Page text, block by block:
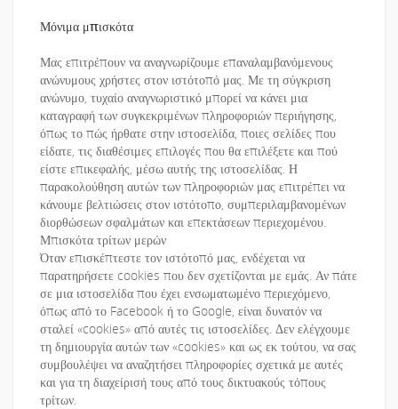
Μόνιμα μπισκότα
Μας επιτρέπουν να αναγνωρίζουμε επαναλαμβανόμενους
ανώνυμους χρήστες στον ιστότοπό μας. Με τη σύγκριση
ανώνυμο, τυχαίο αναγνωριστικό μπορεί να κάνει μια
καταγραφή των συγκεκριμένων πληροφοριών περιήγησης,
όπως το πώς ήρθατε στην ιστοσελίδα, ποιες σελίδες που
είδατε, τις διαθέσιμες επιλογές που θα επιλέξετε και πού
είστε επικεφαλής, μέσω αυτής της ιστοσελίδας. Η
παρακολούθηση αυτών των πληροφοριών μας επιτρέπει να
κάνουμε βελτιώσεις στον ιστότοπο, συμπεριλαμβανομένων
διορθώσεων σφαλμάτων και επεκτάσεων περιεχομένου.
Μπισκότα τρίτων μερών
Όταν επισκέπτεστε τον ιστότοπό μας, ενδέχεται να
παρατηρήσετε cookies που δεν σχετίζονται με εμάς. Αν πάτε
σε μια ιστοσελίδα που έχει ενσωματωμένο περιεχόμενο,
όπως από το Facebook ή το Google, είναι δυνατόν να
σταλεί «cookies» από αυτές τις ιστοσελίδες. Δεν ελέγχουμε
τη δημιουργία αυτών των «cookies» και ως εκ τούτου, να σας
συμβουλέψει να αναζητήσει πληροφορίες σχετικά με αυτές
και για τη διαχείρισή τους από τους δικτυακούς τόπους
τρίτων.